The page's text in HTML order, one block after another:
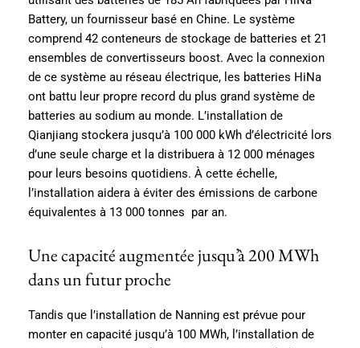
Battery, un fournisseur basé en Chine. Le système
comprend 42 conteneurs de stockage de batteries et 21
ensembles de convertisseurs boost. Avec la connexion
de ce système au réseau électrique, les batteries HiNa
ont battu leur propre record du plus grand système de
batteries au sodium au monde. L’installation de
Qianjiang stockera jusqu’à 100 000 kWh d’électricité lors
d’une seule charge et la distribuera à 12 000 ménages
pour leurs besoins quotidiens. À cette échelle,
l’installation aidera à éviter des émissions de carbone
équivalentes à 13 000 tonnes par an.
Une capacité augmentée jusqu’à 200 MWh
dans un futur proche
Tandis que l’installation de Nanning est prévue pour
monter en capacité jusqu’à 100 MWh, l’installation de